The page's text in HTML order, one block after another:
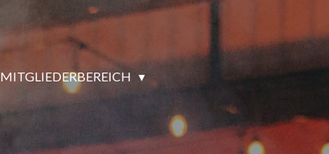
MITGLIEDERBEREICH